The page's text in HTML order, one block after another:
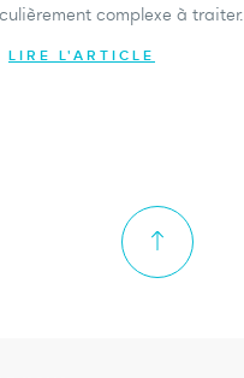
complexe à traiter.
LIRE L'ARTICLE